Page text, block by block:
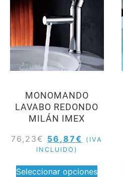
MONOMANDO
LAVABO REDONDO
MILÁN IMEX
76,23€ 56,87€
(IVA
INCLUIDO)
Seleccionar opciones